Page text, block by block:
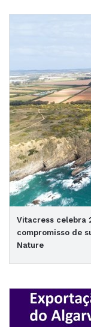
Vitacress celebra
compromisso de
Nature